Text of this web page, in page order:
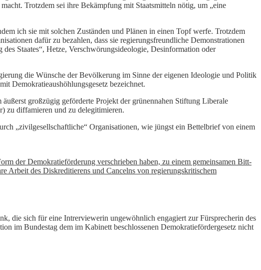
Trotzdem sei ihre Bekämpfung mit Staatsmitteln nötig, um „eine
ich sie mit solchen Zuständen und Plänen in einen Topf werfe. Trotzdem
dafür zu bezahlen, dass sie regierungsfreundliche Demonstrationen
Staates“, Hetze, Verschwörungsideologie, Desinformation oder
die Wünsche der Bevölkerung im Sinne der eigenen Ideologie und Politik
Demokratieaushöhlungsgesetz bezeichnet.
großzügig geförderte Projekt der grünennahen Stiftung Liberale
zu diffamieren und zu delegitimieren.
„zivilgesellschaftliche“ Organisationen, wie jüngst ein Bettelbrief von einem
der Demokratieförderung verschrieben haben, zu einem gemeinsamen Bitt-
Arbeit des Diskreditierens und Cancelns von regierungskritischem
die sich für eine Intrerviewerin ungewöhnlich engagiert zur Fürsprecherin des
im Bundestag dem im Kabinett beschlossenen Demokratiefördergesetz nicht